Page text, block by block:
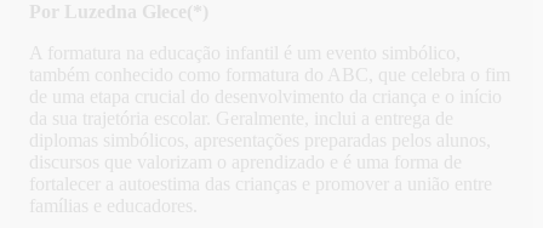
Por Luzedna Glece(*)
A formatura na educação infantil é um evento simbólico,
também conhecido como formatura do ABC, que celebra o fim
de uma etapa crucial do desenvolvimento da criança e o início
da sua trajetória escolar. Geralmente, inclui a entrega de
diplomas simbólicos, apresentações preparadas pelos alunos,
discursos que valorizam o aprendizado e é uma forma de
fortalecer a autoestima das crianças e promover a união entre
famílias e educadores.